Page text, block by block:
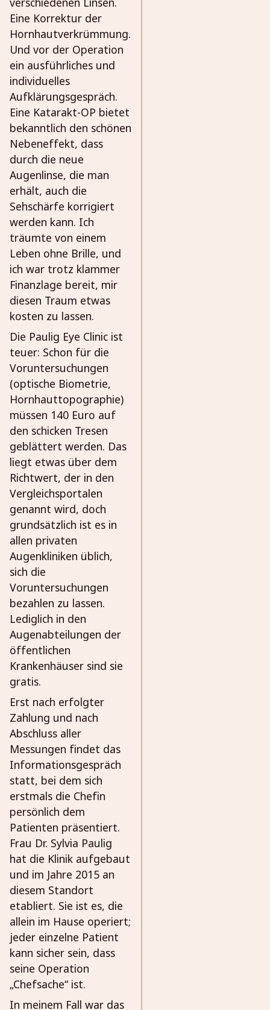
Eine Korrektur der
Hornhautverkrümmung.
Und vor der Operation
ein ausführliches und
individuelles
Aufklärungsgespräch.
Eine Katarakt-OP bietet
bekanntlich den schönen
Nebeneffekt, dass
durch die neue
Augenlinse, die man
erhält, auch die
Sehschärfe korrigiert
werden kann. Ich
träumte von einem
Leben ohne Brille, und
ich war trotz klammer
Finanzlage bereit, mir
diesen Traum etwas
kosten zu lassen.
Die Paulig Eye Clinic ist
teuer: Schon für die
Voruntersuchungen
(optische Biometrie,
Hornhauttopographie)
müssen 140 Euro auf
den schicken Tresen
geblättert werden. Das
liegt etwas über dem
Richtwert, der in den
Vergleichsportalen
genannt wird, doch
grundsätzlich ist es in
allen privaten
Augenkliniken üblich,
sich die
Voruntersuchungen
bezahlen zu lassen.
Lediglich in den
Augenabteilungen der
öffentlichen
Krankenhäuser sind sie
gratis.
Erst nach erfolgter
Zahlung und nach
Abschluss aller
Messungen findet das
Informationsgespräch
statt, bei dem sich
erstmals die Chefin
persönlich dem
Patienten präsentiert.
Frau Dr. Sylvia Paulig
hat die Klinik aufgebaut
und im Jahre 2015 an
diesem Standort
etabliert. Sie ist es, die
allein im Hause operiert;
jeder einzelne Patient
kann sicher sein, dass
seine Operation
„Chefsache“ ist.
In meinem Fall war das